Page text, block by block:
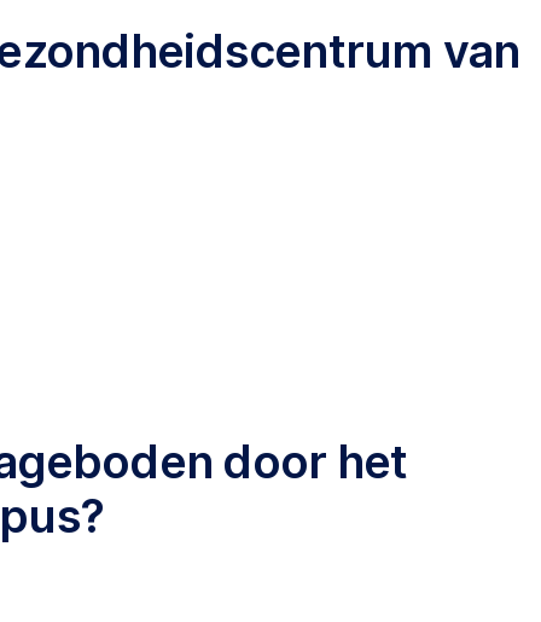
van
door het